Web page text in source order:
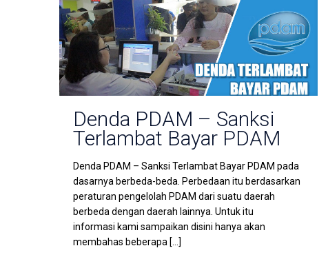
Denda PDAM – Sanksi
Terlambat Bayar PDAM
Denda PDAM – Sanksi Terlambat Bayar PDAM pada
dasarnya berbeda-beda. Perbedaan itu berdasarkan
peraturan pengelolah PDAM dari suatu daerah
berbeda dengan daerah lainnya. Untuk itu
informasi kami sampaikan disini hanya akan
membahas beberapa […]